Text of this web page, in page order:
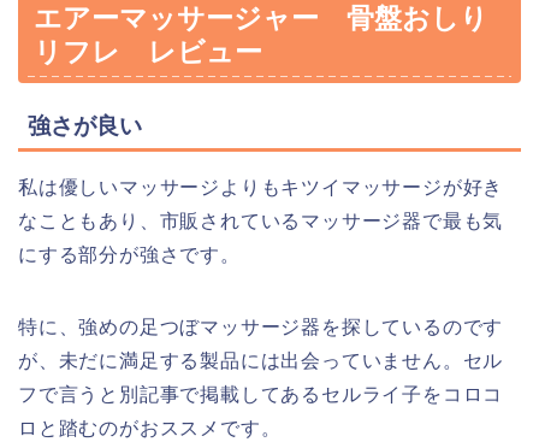
エアーマッサージャー 骨盤おしり
リフレ レビュー
強さが良い
私は優しいマッサージよりもキツイマッサージが好き
なこともあり、市販されているマッサージ器で最も気
にする部分が強さです。
特に、強めの足つぼマッサージ器を探しているのです
が、未だに満足する製品には出会っていません。セル
フで言うと別記事で掲載してあるセルライ子をコロコ
ロと踏むのがおススメです。